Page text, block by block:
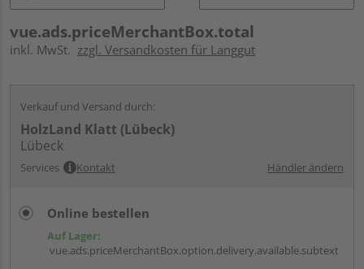
vue.ads.priceMerchantBox.total
inkl. MwSt. zzgl. Versandkosten für Langgut
Verkauf und Versand durch:
HolzLand Klatt (Lübeck)
Lübeck
Services Kontakt Händler ändern
Online bestellen
Auf Lager:
vue.ads.priceMerchantBox.option.delivery.available.subtext